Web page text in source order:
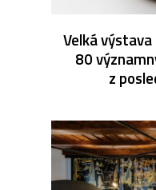
Velká
80
z